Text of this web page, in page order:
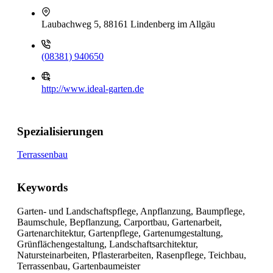
Laubachweg 5, 88161 Lindenberg im Allgäu
(08381) 940650
http://www.ideal-garten.de
Spezialisierungen
Terrassenbau
Keywords
Garten- und Landschaftspflege, Anpflanzung, Baumpflege,
Baumschule, Bepflanzung, Carportbau, Gartenarbeit,
Gartenarchitektur, Gartenpflege, Gartenumgestaltung,
Grünflächengestaltung, Landschaftsarchitektur,
Natursteinarbeiten, Pflasterarbeiten, Rasenpflege, Teichbau,
Terrassenbau, Gartenbaumeister